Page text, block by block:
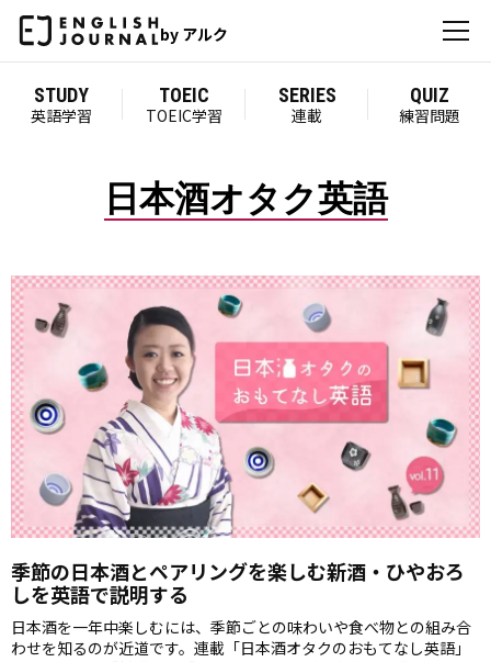
by アルク
STUDY
英語学習
TOEIC
TOEIC学習
SERIES
連載
QUIZ
練習問題
日本酒オタク英語
季節の日本酒とペアリングを楽しむ――新酒・ひやおろ
しを英語で説明する
日本酒を一年中楽しむには、季節ごとの味わいや食べ物との組み合
わせを知るのが近道です。連載「日本酒オタクのおもてなし英語」